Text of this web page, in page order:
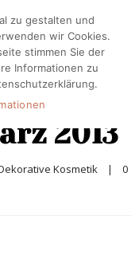
2013
Kosmetik |
0
zu gestalten und
wir Cookies.
stimmen Sie der
Informationen zu